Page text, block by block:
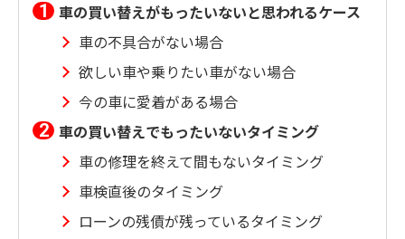
車の買い替えがもったいないと思われるケース
車の不具合がない場合
欲しい車や乗りたい車がない場合
今の車に愛着がある場合
車の買い替えでもったいないタイミング
車の修理を終えて間もないタイミング
車検直後のタイミング
ローンの残債が残っているタイミング